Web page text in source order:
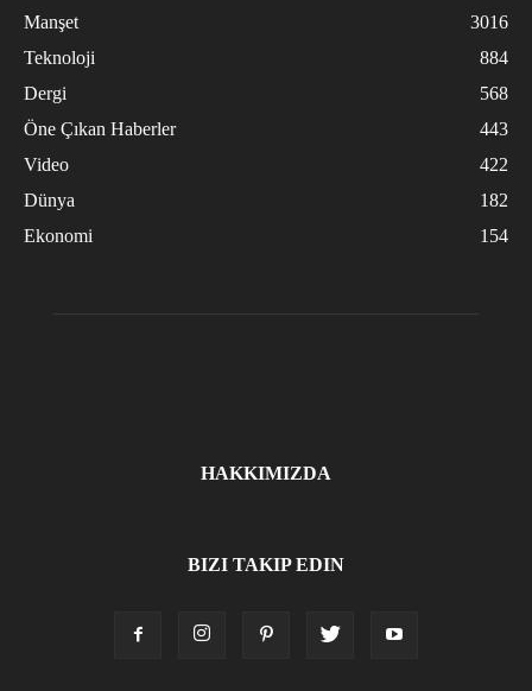
Manşet
3016
Teknoloji
884
Dergi
568
Öne Çıkan Haberler
443
Video
422
Dünya
182
Ekonomi
154
HAKKIMIZDA
BIZI TAKIP EDIN